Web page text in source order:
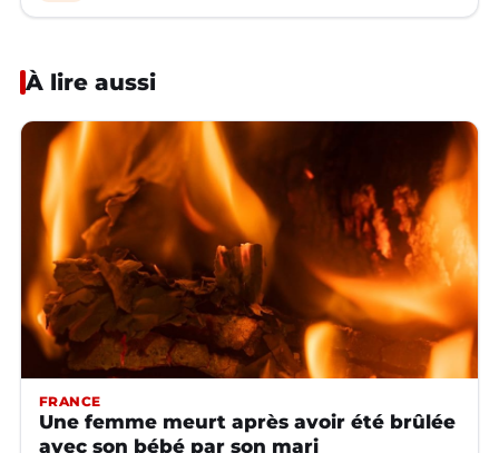
À lire aussi
FRANCE
Une femme meurt après avoir été brûlée
avec son bébé par son mari